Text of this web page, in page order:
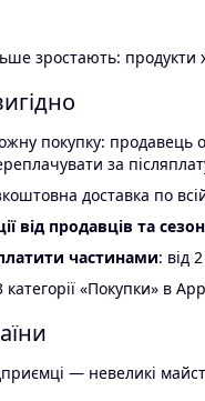
зростають: продукти
покупку: продавець
за
доставка по
від продавців та
частинами: від
«Покупки» в
— невеликі